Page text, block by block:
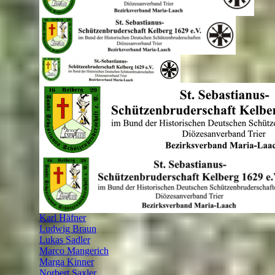
Anfahrt
Schützenkönige / -königinnen
Ehrungen / Nachrufe▼
2026▼
Jürgen Schäfer
Rainer Göbel - Nachruf
2025▼
Anna-Lena Rieder
Axel Bühning
Felix Bühning
Heinrich Braun
Heinz Theisen
Holger Hagerhoff
Hubert Müller
Ivana Rieder
Jonas Bühning
Jonas Rieder
Josef Zimmer
Jürgen Schäfer
Karl Häfner
Ludwig Braun
Lukas Sadler
Marco Mangerich
Marga Kinner
Norbert Saxler